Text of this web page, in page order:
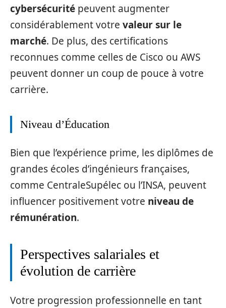
cybersécurité peuvent augmenter
considérablement votre valeur sur le
marché. De plus, des certifications
reconnues comme celles de Cisco ou AWS
peuvent donner un coup de pouce à votre
carrière.
Niveau d’Éducation
Bien que l’expérience prime, les diplômes de
grandes écoles d’ingénieurs françaises,
comme CentraleSupélec ou l’INSA, peuvent
influencer positivement votre niveau de
rémunération.
Perspectives salariales et
évolution de carrière
Votre progression professionnelle en tant